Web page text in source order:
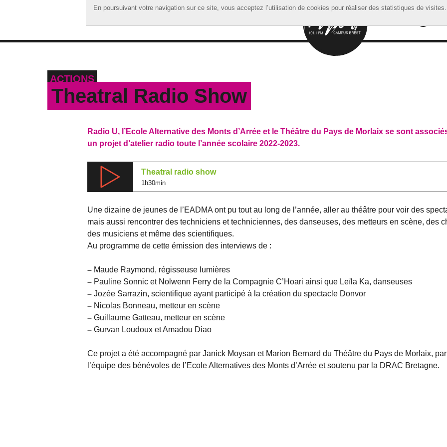
En poursuivant votre navigation sur ce site, vous acceptez l’utilisation de cookies pour réaliser des statistiques de visites.
En poursuivant votre navigation sur ce site, vous acceptez l’utilisation de cookies pour réaliser des statistiques de visites.
ACCUEIL
ACTIONS
Theatral Radio Show
Radio U, l’Ecole Alternative des Monts d’Arrée et le Théâtre du Pays de Morlaix se sont
un projet d’atelier radio toute l’année scolaire 2022-2023.
Theatral radio show
1h30min
Une dizaine de jeunes de l’EADMA ont pu tout au long de l’année, aller au théâtre pour voir des
mais aussi rencontrer des techniciens et techniciennes, des danseuses, des metteurs en scène, des
des musiciens et même des scientifiques.
Au programme de cette émission des interviews de :
– Maude Raymond, régisseuse lumières
– Pauline Sonnic et Nolwenn Ferry de la Compagnie C’Hoari ainsi que Leïla Ka, danseuses
– Jozée Sarrazin, scientifique ayant participé à la création du spectacle Donvor
– Nicolas Bonneau, metteur en scène
– Guillaume Gatteau, metteur en scène
– Gurvan Loudoux et Amadou Diao
Ce projet a été accompagné par Janick Moysan et Marion Bernard du Théâtre du Pays de Morlaix,
l’équipe des bénévoles de l’Ecole Alternatives des Monts d’Arrée et soutenu par la DRAC Bretagne.